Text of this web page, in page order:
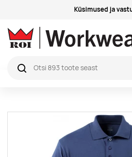
Küsimused ja